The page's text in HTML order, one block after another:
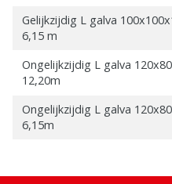
Gelijkzijdig L galva
6,15 m
Ongelijkzijdig L galva
12,20m
Ongelijkzijdig L galva
6,15m